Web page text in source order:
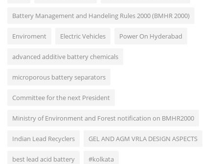
Battery Management and Handeling Rules 2000 (BMHR 2000)
Enviroment Electric Vehicles Power On Hyderabad
advanced additive battery chemicals
microporous battery separators
Committee for the next President
Ministry of Environment and Forest notification on BMHR2000
Indian Lead Recyclers GEL AND AGM VRLA DESIGN ASPECTS
best lead acid battery #kolkata